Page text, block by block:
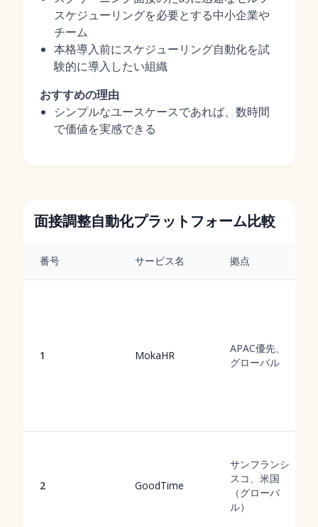
スケジューリングを必要とする中小企業や
チーム
本格導入前にスケジューリング自動化を試
験的に導入したい組織
おすすめの理由
シンプルなユースケースであれば、数時間
で価値を実感できる
面接調整自動化プラットフォーム比較
番号 サービス名 拠点
1 MokaHR
APAC優先、
グローバル
2 GoodTime
サンフランシ
スコ、米国
（グローバ
ル）